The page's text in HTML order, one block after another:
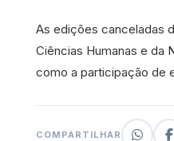
As edições canceladas
Ciências Humanas e da
como a participação de
COMPARTILHAR